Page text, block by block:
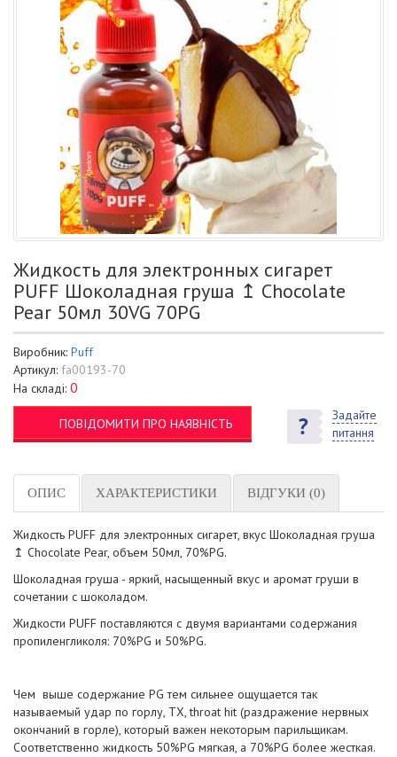
Жидкость для электронных сигарет
PUFF Шоколадная груша ↥ Chocolate
Pear 50мл 30VG 70PG
Виробник: Puff
Артикул: fa00193-70
На складі: 0
ПОВІДОМИТИ ПРО НАЯВНІСТЬ
Задайте
питання
ОПИС ХАРАКТЕРИСТИКИ ВІДГУКИ (0)
Жидкость PUFF для электронных сигарет, вкус Шоколадная груша
↥ Chocolate Pear, объем 50мл, 70%PG.
Шоколадная груша - яркий, насыщенный вкус и аромат груши в
сочетании с шоколадом.
Жидкости PUFF поставляются с двумя вариантами содержания
пропиленгликоля: 70%PG и 50%PG.
Чем выше содержание PG тем сильнее ощущается так
называемый удар по горлу, ТХ, throat hit (раздражение нервных
окончаний в горле), который важен некоторым парильщикам.
Соответственно жидкость 50%PG мягкая, а 70%PG более жесткая.